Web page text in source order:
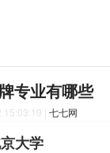
专业有哪些
15:03:19 | 七七网
大学